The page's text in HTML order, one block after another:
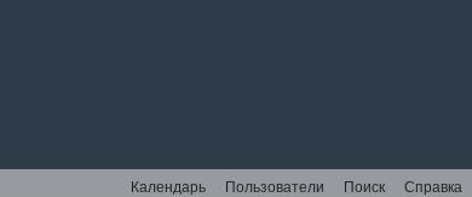
Календарь Пользователи Поиск Справка